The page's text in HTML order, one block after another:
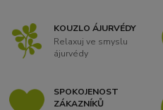
KOUZLO ÁJURVÉDY
Relaxuj ve smyslu
ájurvédy
SPOKOJENOST
ZÁKAZNÍKŮ